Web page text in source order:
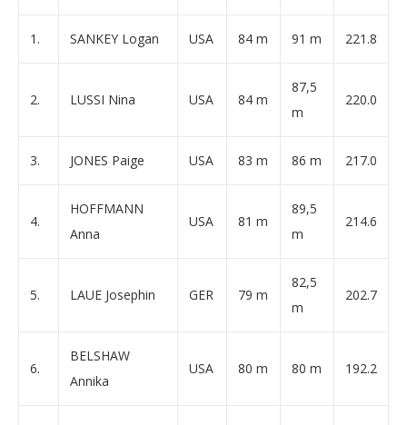
1. SANKEY Logan USA 84 m 91 m 221.8
2. LUSSI Nina USA 84 m
87,5
m
220.0
3. JONES Paige USA 83 m 86 m 217.0
4.
HOFFMANN
Anna
USA 81 m
89,5
m
214.6
5. LAUE Josephin GER 79 m
82,5
m
202.7
6.
BELSHAW
Annika
USA 80 m 80 m 192.2